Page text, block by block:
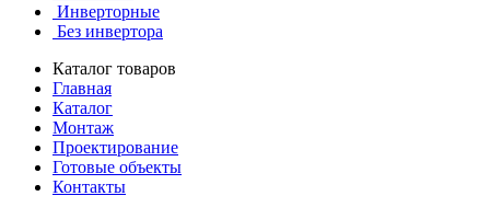
Инверторные
Без инвертора
Каталог товаров
Главная
Каталог
Монтаж
Проектирование
Готовые объекты
Контакты